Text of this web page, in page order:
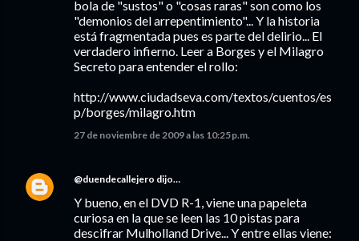
bola de "sustos" o "cosas raras" son como los
"demonios del arrepentimiento"... Y la historia
está fragmentada pues es parte del delirio... El
verdadero infierno. Leer a Borges y el Milagro
Secreto para entender el rollo:
http://www.ciudadseva.com/textos/cuentos/es
p/borges/milagro.htm
27 de noviembre de 2009 a las 10:25 p.m.
@duendecallejero dijo…
Y bueno, en el DVD R-1, viene una papeleta
curiosa en la que se leen las 10 pistas para
descifrar Mulholland Drive... Y entre ellas viene: